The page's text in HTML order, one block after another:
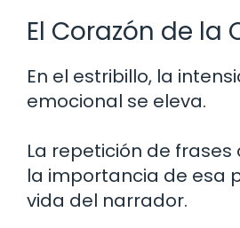
El Corazón de la
En el estribillo, la
emocional se eleva.
La repetición de frases
la importancia de esa
vida del narrador.